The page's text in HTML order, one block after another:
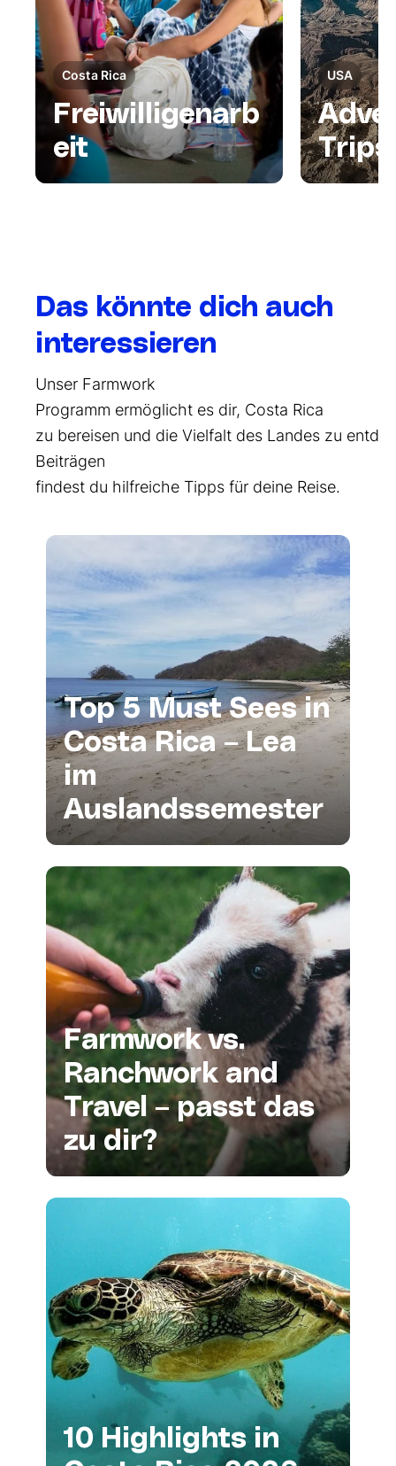
Costa Rica
Freiwilligenarb
eit
USA
Trips
Das könnte dich auch
interessieren
Unser Farmwork
Programm ermöglicht es dir, Costa Rica
zu bereisen und die Vielfalt des L andes zu entd
Beiträgen
findest du hilfreiche Tipps für deine Reise.
Top 5 Must Sees in
Costa Rica – Lea
im
Auslandssemester
Farmwork vs.
Ranchwork and
Travel – passt das
zu dir?
10 Highlights in